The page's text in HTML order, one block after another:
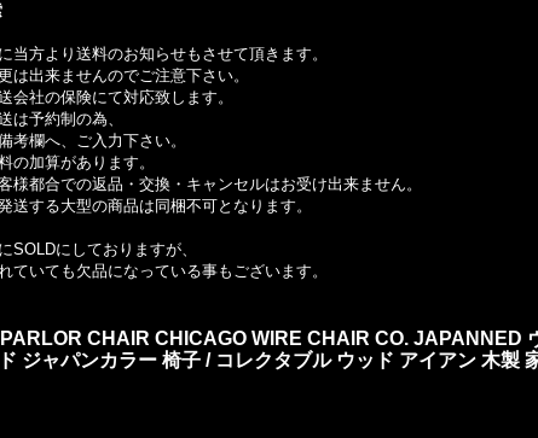
方より送料のお知らせもさせて頂きます。
出来ませんのでご注意下さい。
社の保険にて対応致します。
は予約制の為、
考欄へ、ご入力下さい。
加算があります。
都合での返品・交換・キャンセルはお受け出来ません。
する大型の商品は同梱不可となります。
SOLDにしておりますが、
いても欠品になっている事もございます。
CHAIR CHICAGO WIRE CHAIR CO. JAPANNED
ジャパンカラー 椅子 / コレクタブル ウッド アイアン 木製